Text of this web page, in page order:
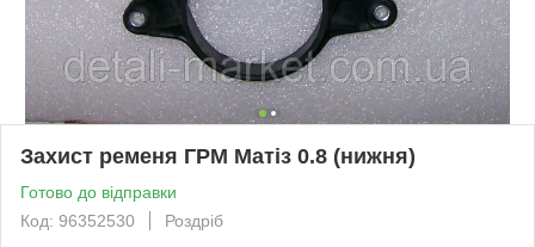
Захист ременя ГРМ Матіз 0.8 (нижня)
Готово до відправки
Код: 96352530
Роздріб